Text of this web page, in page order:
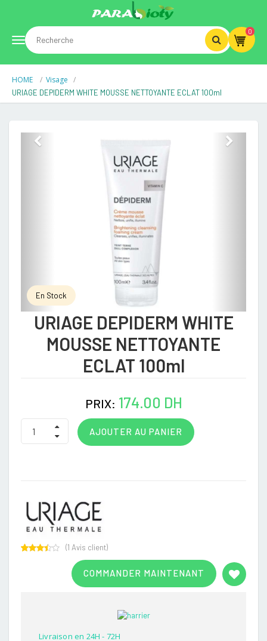
Toggle
navigation
0
HOME Visage
URIAGE DEPIDERM WHITE MOUSSE NETTOYANTE ECLAT 100ml
En Stock
URIAGE DEPIDERM WHITE
MOUSSE NETTOYANTE
ECLAT 100ml
PRIX: 174.00 DH
AJOUTER AU PANIER
COMMANDER MAINTENANT
(1 Avis client)
Livraison en 24H - 72H